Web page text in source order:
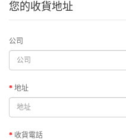
您的收貨地址
公司
地址
收貨電話